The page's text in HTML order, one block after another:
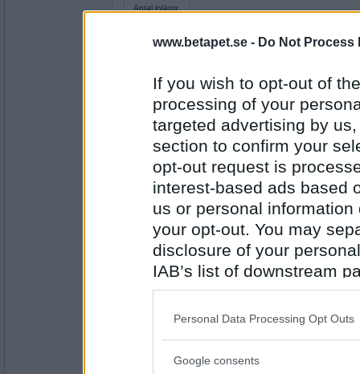
www.betapet.se - Do Not Process
If you wish to opt-out of
processing of your
targeted advertising by
section to confirm your
opt-out request is
interest-based ads based
us or personal
your opt-out. You may
disclosure of your
IAB’s list of downstream
also be disclosed by us
Downstream Participants
Please note that this
Personal Data Processing Opt Outs
Google consents
Antal inlägg:
olausdotter
Antal inlägg:
4963
Långtidsplan
5687
Hur går det med åskar, har ni träffats än?
En investering för livet
Satte du hela lönen på trisslotter?